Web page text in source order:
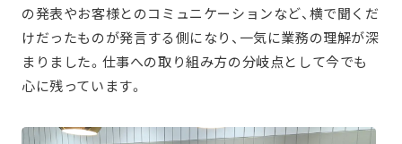
の発表やお客様とのコミュニケーションなど、横で聞くだ
けだったものが発言する側になり、一気に業務の理解が深
まりました。仕事への取り組み方の分岐点として今でも
心に残っています。